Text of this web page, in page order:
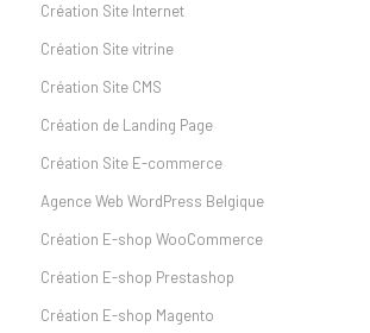
Création Site Internet
Création Site vitrine
Création Site CMS
Création de Landing Page
Création Site E-commerce
Agence Web WordPress Belgique
Création E-shop WooCommerce
Création E-shop Prestashop
Création E-shop Magento